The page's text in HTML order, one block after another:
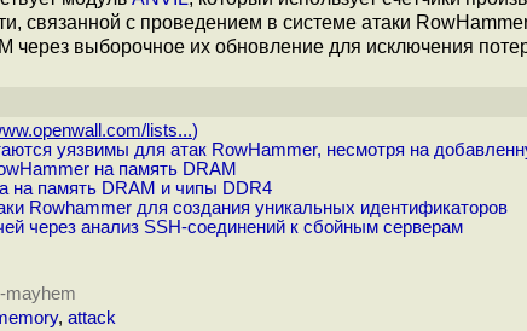
связанной с проведением в системе атаки
через выборочное их обновление для исключения
lists...)
уязвимы для атак RowHammer, несмотря на
на память DRAM
на память DRAM и чипы DDR4
Rowhammer для создания уникальных идентификаторов
через анализ SSH-соединений к сбойным серверам
mayhem
, attack